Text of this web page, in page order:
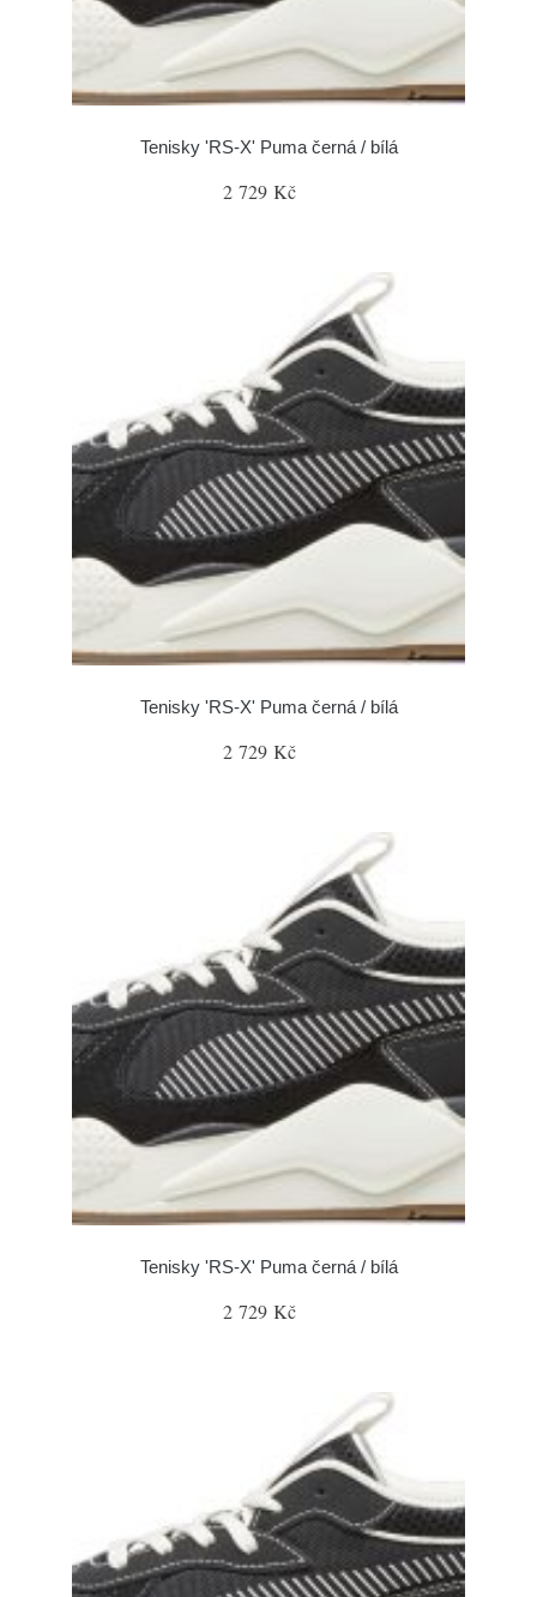
Tenisky 'RS-X' Puma černá / bílá
2 729 Kč
Tenisky 'RS-X' Puma černá / bílá
2 729 Kč
Tenisky 'RS-X' Puma černá / bílá
2 729 Kč